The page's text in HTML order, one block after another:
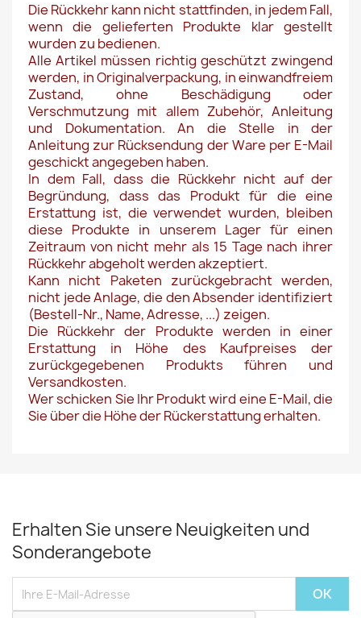
Die Rückkehr kann nicht stattfinden, in jedem Fall,
wenn die gelieferten Produkte klar gestellt
wurden zu bedienen.
Alle Artikel müssen richtig geschützt zwingend
werden, in Originalverpackung, in einwandfreiem
Zustand, ohne Beschädigung oder
Verschmutzung mit allem Zubehör, Anleitung
und Dokumentation. An die Stelle in der
Anleitung zur Rücksendung der Ware per E-Mail
geschickt angegeben haben.
In dem Fall, dass die Rückkehr nicht auf der
Begründung, dass das Produkt für die eine
Erstattung ist, die verwendet wurden, bleiben
diese Produkte in unserem Lager für einen
Zeitraum von nicht mehr als 15 Tage nach ihrer
Rückkehr abgeholt werden akzeptiert.
Kann nicht Paketen zurückgebracht werden,
nicht jede Anlage, die den Absender identifiziert
(Bestell-Nr., Name, Adresse, ...) zeigen.
Die Rückkehr der Produkte werden in einer
Erstattung in Höhe des Kaufpreises der
zurückgegebenen Produkts führen und
Versandkosten.
Wer schicken Sie Ihr Produkt wird eine E-Mail, die
Sie über die Höhe der Rückerstattung erhalten.
Erhalten Sie unsere Neuigkeiten und
Sonderangebote